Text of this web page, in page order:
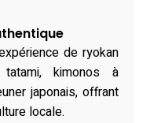
de ryokan
kimonos à
japonais, offrant
locale.